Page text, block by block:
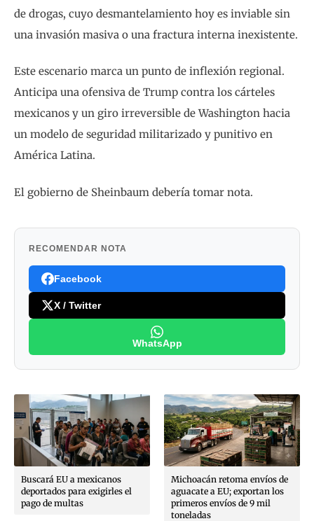
de drogas, cuyo desmantelamiento hoy es inviable sin
una invasión masiva o una fractura interna inexistente.
Este escenario marca un punto de inflexión regional.
Anticipa una ofensiva de Trump contra los cárteles
mexicanos y un giro irreversible de Washington hacia
un modelo de seguridad militarizado y punitivo en
América Latina.
El gobierno de Sheinbaum debería tomar nota.
RECOMENDAR NOTA
Facebook
X / Twitter
WhatsApp
Buscará EU a mexicanos
deportados para exigirles el
pago de multas
Michoacán retoma envíos de
aguacate a EU; exportan los
primeros envíos de 9 mil
toneladas